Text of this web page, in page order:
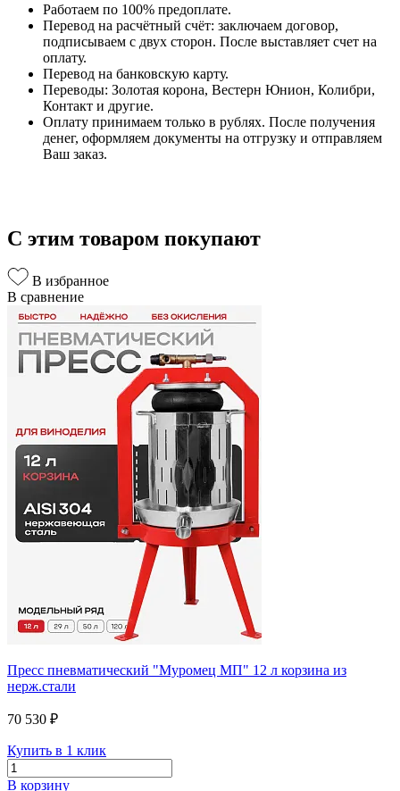
Работаем по 100% предоплате.
Перевод на расчётный счёт: заключаем договор,
подписываем с двух сторон. После выставляет счет на
оплату.
Перевод на банковскую карту.
Переводы: Золотая корона, Вестерн Юнион, Колибри,
Контакт и другие.
Оплату принимаем только в рублях. После получения
денег, оформляем документы на отгрузку и отправляем
Ваш заказ.
С этим товаром покупают
В избранное
В сравнение
Пресс пневматический "Муромец МП" 12 л корзина из
нерж.стали
70 530 ₽
Купить в 1 клик
В корзину